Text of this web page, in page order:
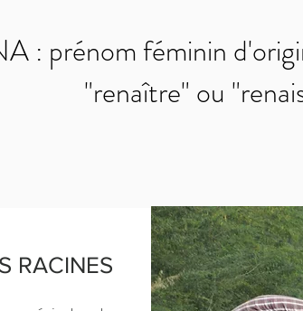
: prénom féminin
"renaître" ou
RACINES